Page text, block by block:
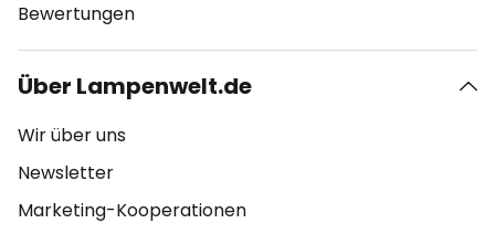
Bewertungen
Über Lampenwelt.de
Wir über uns
Newsletter
Marketing-Kooperationen